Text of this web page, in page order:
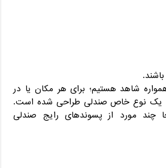
شاهد هستیم؛ برای هر مکان یا در
یک نوع خاص صندلی طراحی شده است.
چند مورد از پسوندهای رایج صندلی